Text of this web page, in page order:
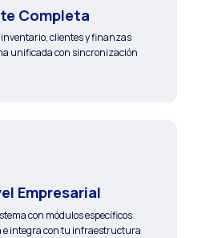
Completa
clientes y finanzas
unificada con sincronización
Empresarial
con módulos específicos
integra con tu infraestructura